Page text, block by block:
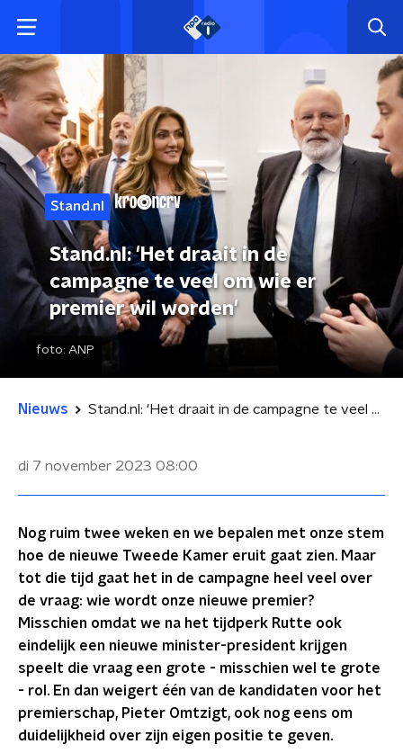
Stand.nl
Stand.nl: 'Het draait in de
campagne te veel om wie er
premier wil worden'
foto: ANP
Nieuws Stand.nl: 'Het draait in de campagne te veel om wie er premier wil worden'
di 7 november 2023 08:00
Nog ruim twee weken en we bepalen met onze stem
hoe de nieuwe Tweede Kamer eruit gaat zien. Maar
tot die tijd gaat het in de campagne heel veel over
de vraag: wie wordt onze nieuwe premier?
Misschien omdat we na het tijdperk Rutte ook
eindelijk een nieuwe minister-president krijgen
speelt die vraag een grote - misschien wel te grote
- rol. En dan weigert één van de kandidaten voor het
premierschap, Pieter Omtzigt, ook nog eens om
duidelijkheid over zijn eigen positie te geven.